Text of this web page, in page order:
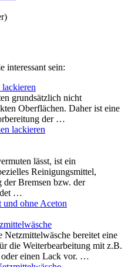
interessant sein:
grundsätzlich nicht
Oberflächen. Daher ist eine
der …
lässt, ist ein
Reinigungsmittel,
Bremsen bzw. der
…
bereitet eine
die Weiterbearbeitung mit z.B.
einen Lack vor. …